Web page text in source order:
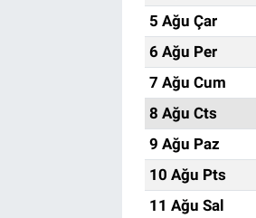
5 Ağu Çar
6 Ağu Per
7 Ağu Cum
8 Ağu Cts
9 Ağu Paz
10 Ağu Pts
11 Ağu Sal